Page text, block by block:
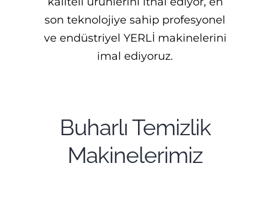
son teknolojiye sahip profesyonel
ve endüstriyel YERLİ makinelerini
imal ediyoruz.
Buharlı Temizlik
Makinelerimiz